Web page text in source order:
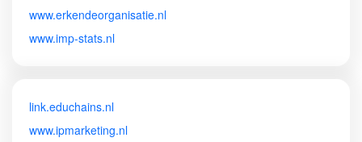
www.erkendeorganisatie.nl
www.imp-stats.nl
link.educhains.nl
www.ipmarketing.nl